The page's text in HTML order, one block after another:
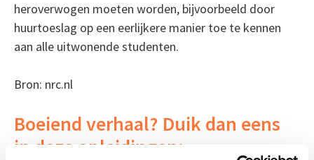
heroverwogen moeten worden, bijvoorbeeld door
huurtoeslag op een eerlijkere manier toe te kennen
aan alle uitwonende studenten.
Bron: nrc.nl
Boeiend verhaal? Duik dan eens
in deze opleidingen: